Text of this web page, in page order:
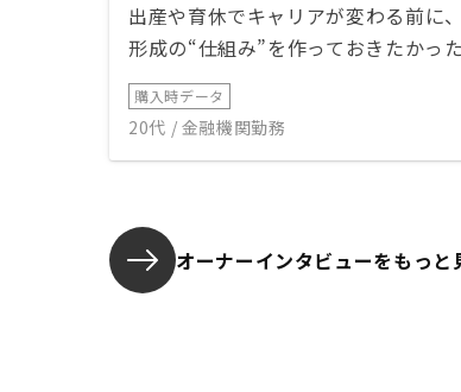
出産や育休でキャリアが変わる前に
形成の“仕組み”を作っておきたかった
購入時データ
20代 / 金融機関勤務
オーナーインタビューをもっと